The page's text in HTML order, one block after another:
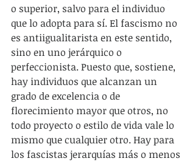
o superior, salvo para el individuo
que lo adopta para sí. El fascismo no
es antiigualitarista en este sentido,
sino en uno jerárquico o
perfeccionista. Puesto que, sostiene,
hay individuos que alcanzan un
grado de excelencia o de
florecimiento mayor que otros, no
todo proyecto o estilo de vida vale lo
mismo que cualquier otro. Hay para
los fascistas jerarquías más o menos